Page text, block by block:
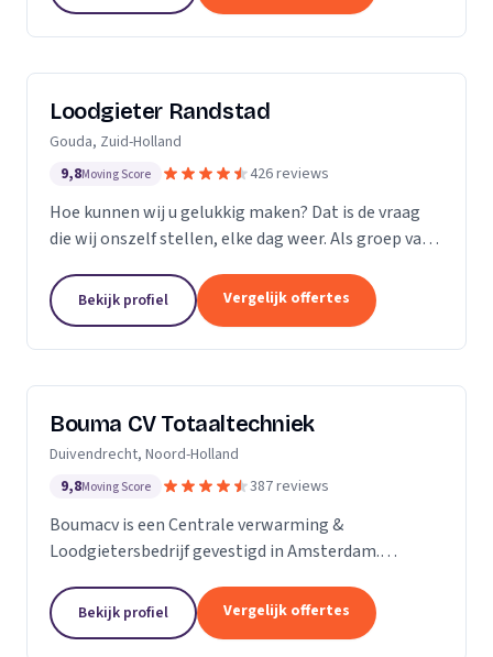
Loodgieter Randstad
Gouda, Zuid-Holland
9,8Moving Score 426 reviews
Hoe kunnen wij u gelukkig maken? Dat is de vraag
die wij onszelf stellen, elke dag weer. Als groep van
maatwerk bij calamiteiten en in de woningbouw.
Bekijk profiel Vergelijk offertes
Bouma CV Totaaltechniek
Duivendrecht, Noord-Holland
9,8Moving Score 387 reviews
Boumacv is een Centrale verwarming &
Loodgietersbedrijf gevestigd in Amsterdam.
installatiebedrijf, actief in alle facetten binnen de
verwarming en...
Bekijk profiel Vergelijk offertes